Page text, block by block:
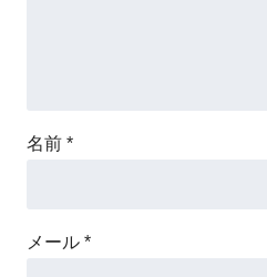
名前 *
メール *